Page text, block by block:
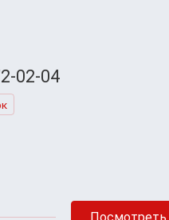
02-04